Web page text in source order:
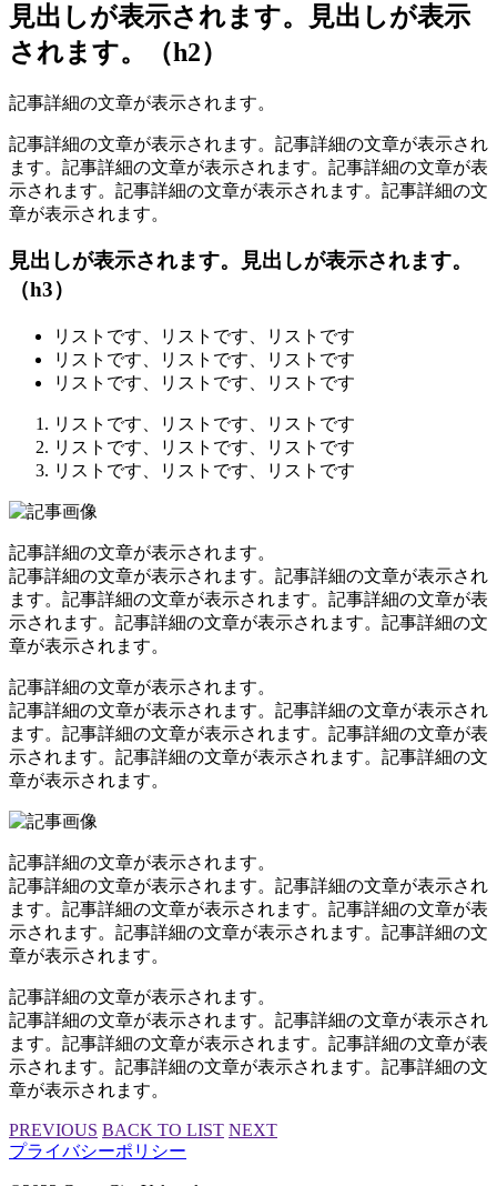
見出しが表示されます。見出しが表示
されます。（h2）
記事詳細の文章が表示されます。
記事詳細の文章が表示されます。記事詳細の文章が表示され
ます。記事詳細の文章が表示されます。記事詳細の文章が表
示されます。記事詳細の文章が表示されます。記事詳細の文
章が表示されます。
見出しが表示されます。見出しが表示されます。
（h3）
リストです、リストです、リストです
リストです、リストです、リストです
リストです、リストです、リストです
リストです、リストです、リストです
リストです、リストです、リストです
リストです、リストです、リストです
記事詳細の文章が表示されます。
記事詳細の文章が表示されます。記事詳細の文章が表示され
ます。記事詳細の文章が表示されます。記事詳細の文章が表
示されます。記事詳細の文章が表示されます。記事詳細の文
章が表示されます。
記事詳細の文章が表示されます。
記事詳細の文章が表示されます。記事詳細の文章が表示され
ます。記事詳細の文章が表示されます。記事詳細の文章が表
示されます。記事詳細の文章が表示されます。記事詳細の文
章が表示されます。
記事詳細の文章が表示されます。
記事詳細の文章が表示されます。記事詳細の文章が表示され
ます。記事詳細の文章が表示されます。記事詳細の文章が表
示されます。記事詳細の文章が表示されます。記事詳細の文
章が表示されます。
記事詳細の文章が表示されます。
記事詳細の文章が表示されます。記事詳細の文章が表示され
ます。記事詳細の文章が表示されます。記事詳細の文章が表
示されます。記事詳細の文章が表示されます。記事詳細の文
章が表示されます。
PREVIOUS BACK TO LIST NEXT
プライバシーポリシー